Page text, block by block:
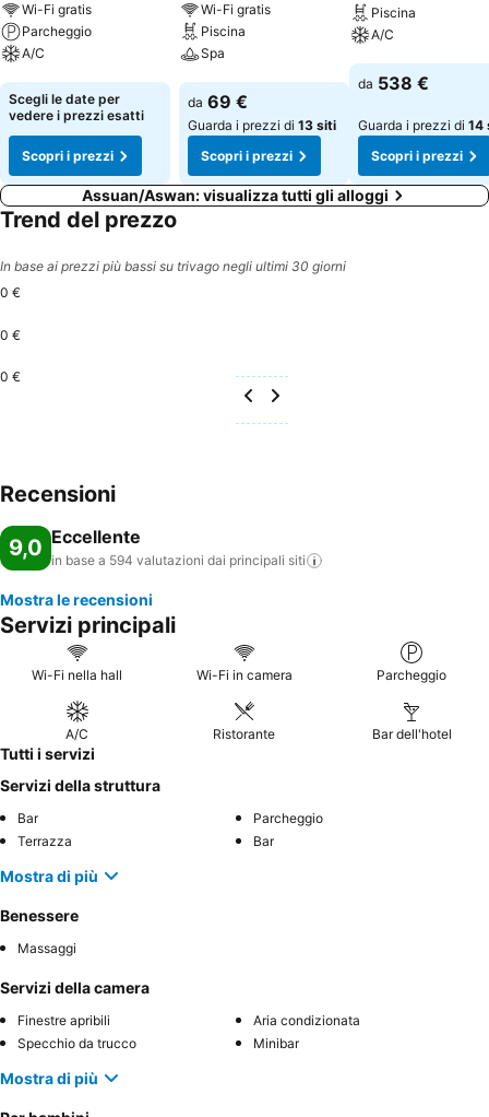
Wi-Fi gratis
Parcheggio
A/C
Scopri i prezzi
Scegli le date per
vedere i prezzi esatti
Scopri i prezzi
Wi-Fi gratis
Piscina
Spa
Scopri i prezzi
da 69 €
Guarda i prezzi di 13 siti
Scopri i prezzi
Piscina
A/C
Scopri i prezzi
da 538 €
Guarda i prezzi di 14
Scopri i prezzi
Assuan/Aswan: visualizza tutti gli alloggi
Trend del prezzo
In base ai prezzi più bassi su trivago negli ultimi 30 giorni
0 €
0 €
0 €
Recensioni
9,0 Eccellente
in base a 594 valutazioni dai principali siti
Mostra le recensioni
Servizi principali
Wi-Fi nella hall Wi-Fi in camera Parcheggio
A/C Ristorante Bar dell'hotel
Tutti i servizi
Servizi della struttura
Bar
Parcheggio
Terrazza
Bar
Mostra di più
Benessere
Massaggi
Servizi della camera
Finestre apribili
Aria condizionata
Specchio da trucco
Minibar
Mostra di più